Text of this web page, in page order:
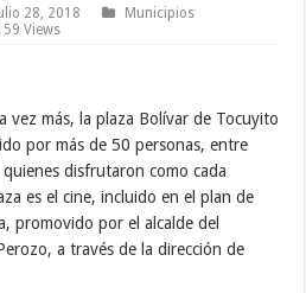
28, 2018
Municipios
Views
vez más, la plaza Bolívar de Tocuyito
por más de 50 personas, entre
disfrutaron como cada
es el cine, incluido en el plan de
promovido por el alcalde del
a través de la dirección de